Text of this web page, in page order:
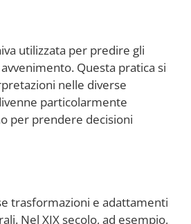
utilizzata per predire gli
Questa pratica si
nelle diverse
particolarmente
per prendere decisioni
trasformazioni e adattamenti
Nel XIX secolo, ad esempio,